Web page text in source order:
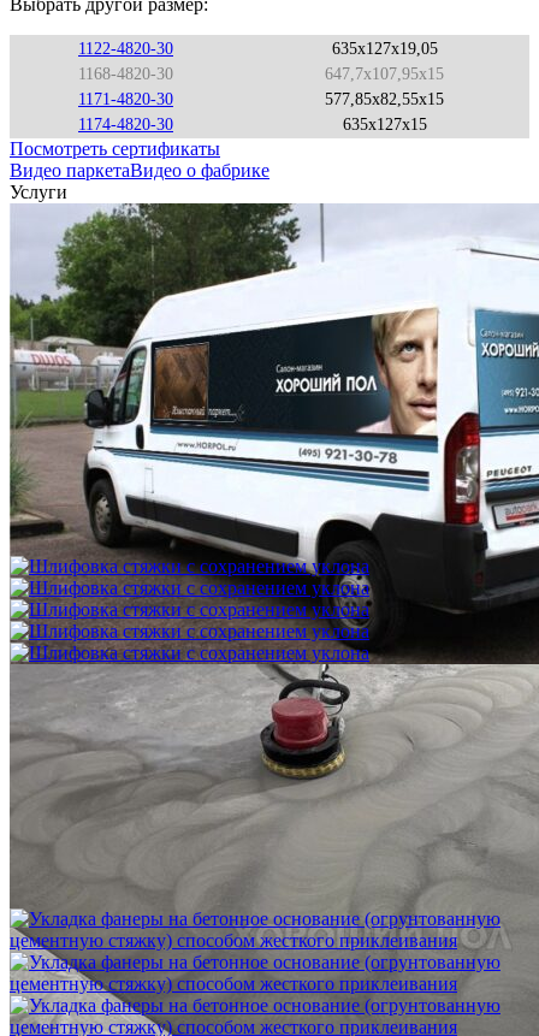
1122-4820-30
635x127x19,05
1168-4820-30
647,7x107,95x15
1171-4820-30
577,85x82,55x15
1174-4820-30
635x127x15
Посмотреть сертификаты
Видео паркетаВидео о фабрике
Услуги
Выезд технолога на объект в пределах МКАД
3 500 ₽